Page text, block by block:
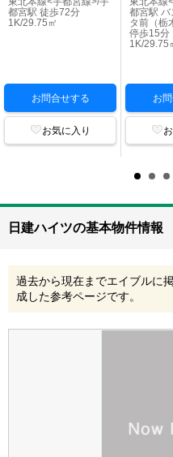
都宮駅 徒歩72分
1K/29.75㎡
お問合せする
お気に入り
都宮駅
タ前（栃
停歩15分
1K/29.75
お
日建ハイツの基本物件情報
過去から現在までエイブルに
成した参考ページです。